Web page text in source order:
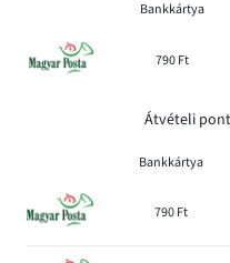
Bankkártya
790 Ft
Átvételi
Bankkártya
790 Ft